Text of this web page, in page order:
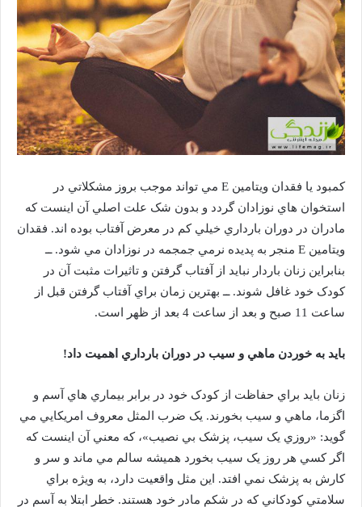
کمبود يا فقدان ويتامين E مي تواند موجب بروز مشکلاتي در
استخوان هاي نوزادان گردد و بدون شک علت اصلي آن اينست که
مادران در دوران بارداري خيلي کم در معرض آفتاب بوده اند. فقدان
ويتامين E منجر به پديده نرمي جمجمه در نوزادان مي شود. ــ
بنابراين زنان باردار نبايد از آفتاب گرفتن و تاثيرات مثبت آن در
کودک خود غافل شوند. ــ بهترين زمان براي آفتاب گرفتن قبل از
ساعت 11 صبح و بعد از ساعت 4 بعد از ظهر است.
بايد به خوردن ماهي و سيب در دوران بارداري اهميت داد!
زنان بايد براي حفاظت از کودک خود در برابر بيماري هاي آسم و
اگزما، ماهي و سيب بخورند. يک ضرب المثل معروف امريکايي مي
گويد: «روزي يک سيب، پزشک بي نصيب»، که معني آن اينست که
اگر کسي هر روز يک سيب بخورد هميشه سالم مي ماند و سر و
کارش به پزشک نمي افتد. اين مثل واقعيت دارد، به ويژه براي
سلامتي کودکاني که در شکم مادر خود هستند. خطر ابتلا به آسم در